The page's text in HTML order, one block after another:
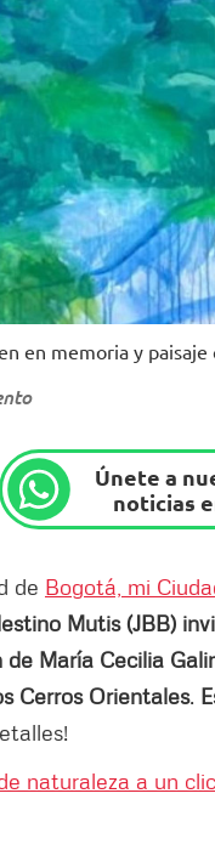
en memoria y paisaje
Únete a
noticias
de Bogotá, mi
Mutis (JBB)
María Cecilia
Cerros Orientales.
naturaleza a un